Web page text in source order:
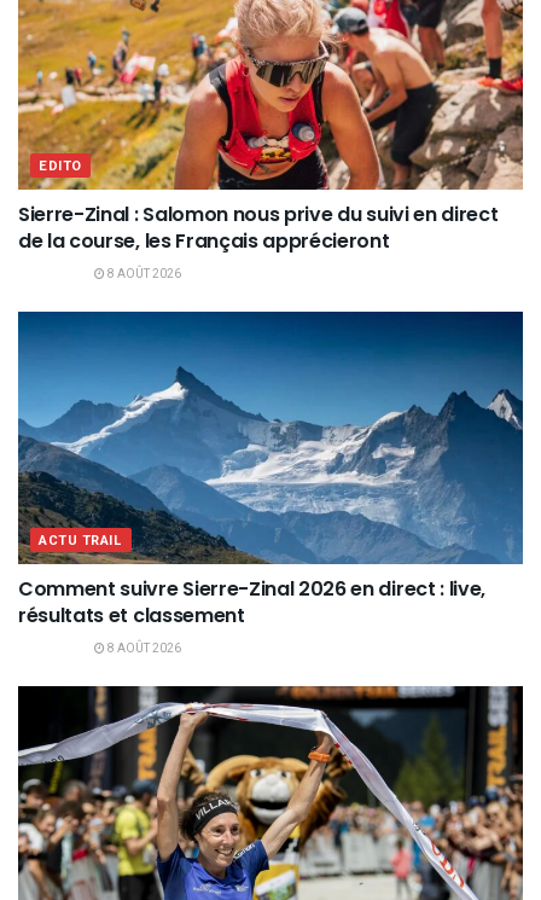
EDITO
Sierre-Zinal : Salomon nous prive du suivi en direct
de la course, les Français apprécieront
8 AOÛT 2026
ACTU TRAIL
Comment suivre Sierre-Zinal 2026 en direct : live,
résultats et classement
8 AOÛT 2026